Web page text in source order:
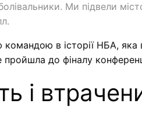
Ми підвели
в історії НБА, яка
пройшла до фіналу
і